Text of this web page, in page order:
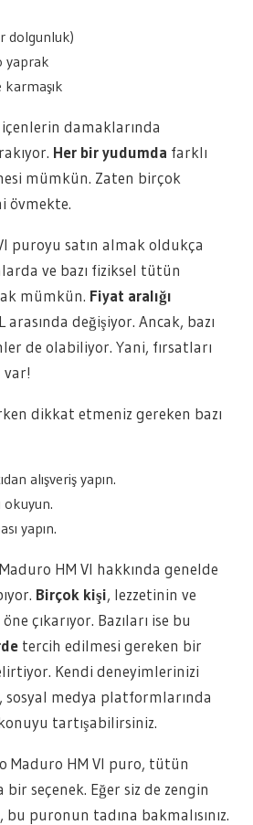
dolgunluk)
yaprak
karmaşık
damaklarında
Her bir yudumda farklı
mümkün. Zaten birçok
övmekte.
puroyu satın almak oldukça
ve bazı fiziksel tütün
mümkün. Fiyat aralığı
değişiyor. Ancak, bazı
de olabiliyor. Yani, fırsatları
var!
dikkat etmeniz gereken bazı
alışveriş yapın.
okuyun.
yapın.
HM VI hakkında genelde
Birçok kişi, lezzetinin ve
çıkarıyor. Bazıları ise bu
tercih edilmesi gereken bir
Kendi deneyimlerinizi
sosyal medya platformlarında
tartışabilirsiniz.
Maduro HM VI puro, tütün
seçenek. Eğer siz de zengin
puronun tadına bakmalısınız.